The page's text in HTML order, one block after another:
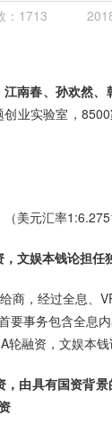
：1713
江南春、孙欢然
业实验室，
（美元汇率
文娱本钱论担任
商，经过全息、
要事务包含全息
融资，文娱本钱
由具有国资背